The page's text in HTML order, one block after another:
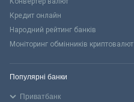
Кредит онлайн
Народний рейтинг банків
Моніторинг обмінників криптовалют
Популярні банки
Приватбанк